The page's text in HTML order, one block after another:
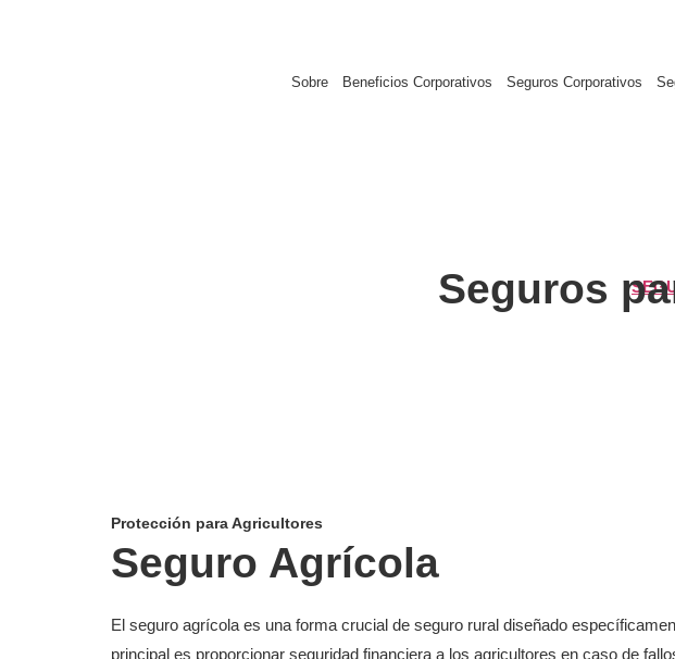
Sobre Beneficios Corporativos Seguros Corporativos
Seguros
Protección para Agricultores
Seguro Agrícola
El seguro agrícola es una forma crucial de seguro rural diseñado
principal es proporcionar seguridad financiera a los agricultores en caso de